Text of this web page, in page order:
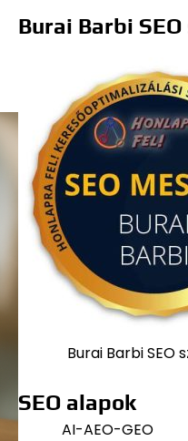
Burai Barbi
Burai Barbi SEO
SEO alapok
AI-AEO-GEO